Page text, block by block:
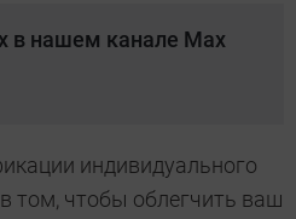
в нашем канале Max
индивидуального
том, чтобы облегчить ваш